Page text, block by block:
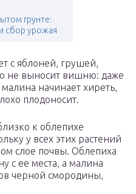
грунте:
сбор урожая
с яблоней, грушей,
не выносит вишню: даже
начинает хиреть,
плодоносит.
к облепихе
у всех этих растений
слое почвы. Облепиха
с ее места, а малина
черной смородины,